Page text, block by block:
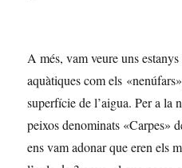
A més, vam veure uns
aquàtiques com els
superfície de l’aigua. Per a la
peixos denominats «Carpes»
ens vam adonar que eren els